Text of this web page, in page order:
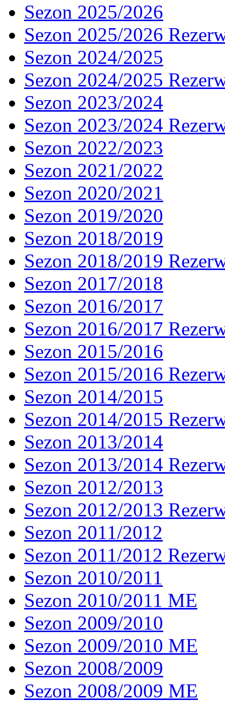
Sezon 2025/2026
Sezon 2025/2026
Sezon 2024/2025
Sezon 2024/2025
Sezon 2023/2024
Sezon 2023/2024
Sezon 2022/2023
Sezon 2021/2022
Sezon 2020/2021
Sezon 2019/2020
Sezon 2018/2019
Sezon 2018/2019
Sezon 2017/2018
Sezon 2016/2017
Sezon 2016/2017
Sezon 2015/2016
Sezon 2015/2016
Sezon 2014/2015
Sezon 2014/2015
Sezon 2013/2014
Sezon 2013/2014
Sezon 2012/2013
Sezon 2012/2013
Sezon 2011/2012
Sezon 2011/2012
Sezon 2010/2011
Sezon 2010/2011 ME
Sezon 2009/2010
Sezon 2009/2010 ME
Sezon 2008/2009
Sezon 2008/2009 ME